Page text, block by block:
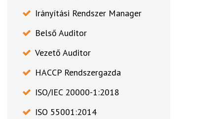
Irányítási Rendszer Manager
Belső Auditor
Vezető Auditor
HACCP Rendszergazda
ISO/IEC 20000-1:2018
ISO 55001:2014